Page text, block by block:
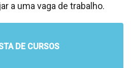
a uma vaga de trabalho.
DE CURSOS